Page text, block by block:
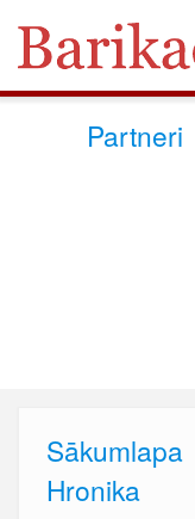
Partneri
Sākumlapa
Hronika